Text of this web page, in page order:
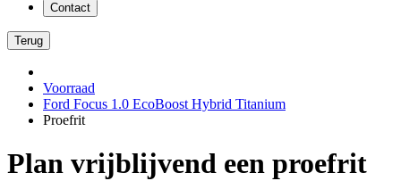
Contact
Terug
Voorraad
Ford Focus 1.0 EcoBoost Hybrid Titanium
Proefrit
Plan vrijblijvend een proefrit